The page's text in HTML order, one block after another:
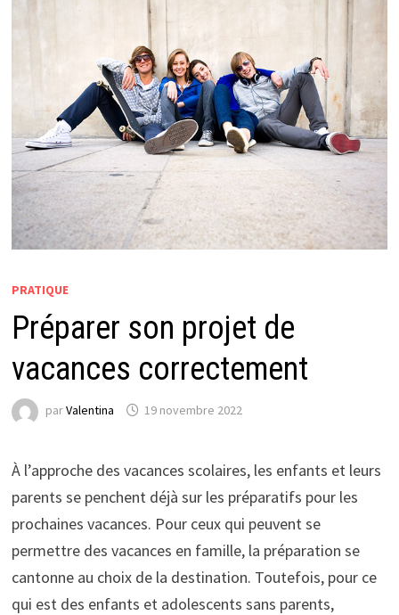
PRATIQUE
Préparer son projet de
vacances correctement
parValentina 19 novembre 2022
À l’approche des vacances scolaires, les enfants et leurs
parents se penchent déjà sur les préparatifs pour les
prochaines vacances. Pour ceux qui peuvent se
permettre des vacances en famille, la préparation se
cantonne au choix de la destination. Toutefois, pour ce
qui est des enfants et adolescents sans parents,